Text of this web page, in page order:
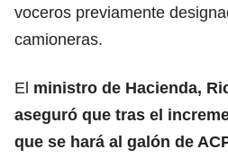
voceros previamente
camioneras.
El ministro de Hacienda,
aseguró que tras el
que se hará al galón de